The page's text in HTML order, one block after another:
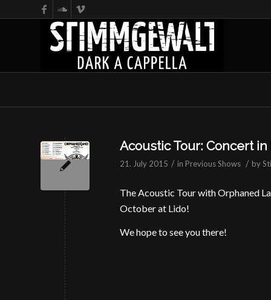
Acoustic Tour: Concert
21. July 2015 / in Previous Shows / by
The Acoustic Tour with Orphaned
October at Lido!
We hope to see you there!